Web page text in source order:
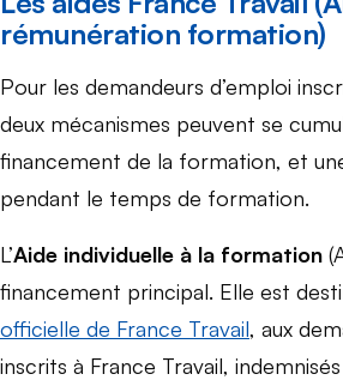
rémunération formation)
Pour les demandeurs d’emploi
deux mécanismes peuvent se
financement de la formation, et
pendant le temps de formation.
L’Aide individuelle à la formation
financement principal. Elle est
officielle de France Travail, aux
inscrits à France Travail, indemnisés